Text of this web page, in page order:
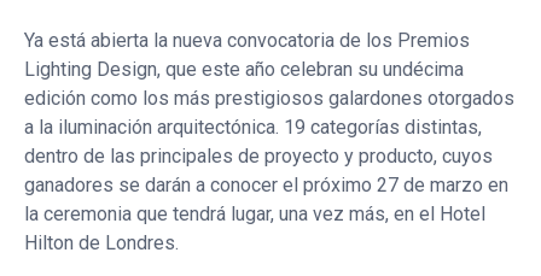
Ya está abierta la nueva convocatoria de los Premios
Lighting Design, que este año celebran su undécima
edición como los más prestigiosos galardones otorgados
a la iluminación arquitectónica. 19 categorías distintas,
dentro de las principales de proyecto y producto, cuyos
ganadores se darán a conocer el próximo 27 de marzo en
la ceremonia que tendrá lugar, una vez más, en el Hotel
Hilton de Londres.